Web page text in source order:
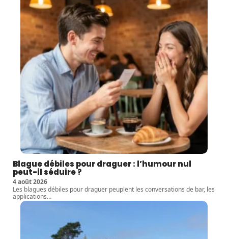
Blague débiles pour draguer : l’humour nul
peut-il séduire ?
4 août 2026
Les blagues débiles pour draguer peuplent les conversations de bar, les
applications…